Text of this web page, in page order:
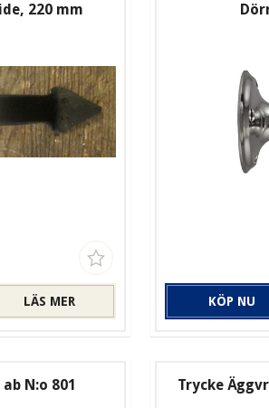
220 mm
LÄS MER KÖP NU
N:o 801 Trycke